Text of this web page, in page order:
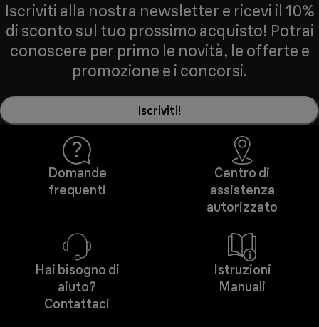
Iscriviti alla nostra newsletter e ricevi il 10%
di sconto sul tuo prossimo acquisto! Potrai
conoscere per primo le novità, le offerte e
promozione e i concorsi.
Iscriviti!
Domande
frequenti
Centro di
assistenza
autorizzato
Hai bisogno di
aiuto?
Contattaci
Istruzioni
Manuali